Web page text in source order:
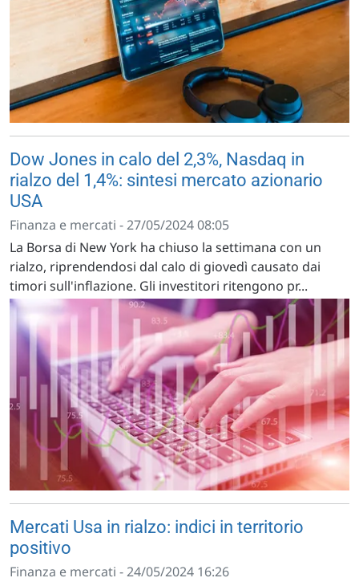
Dow Jones in calo del 2,3%, Nasdaq in
rialzo del 1,4%: sintesi mercato azionario
USA
Finanza e mercati - 27/05/2024 08:05
La Borsa di New York ha chiuso la settimana con un
rialzo, riprendendosi dal calo di giovedì causato dai
timori sull'inflazione. Gli investitori ritengono pr...
Mercati Usa in rialzo: indici in territorio
positivo
Finanza e mercati - 24/05/2024 16:26